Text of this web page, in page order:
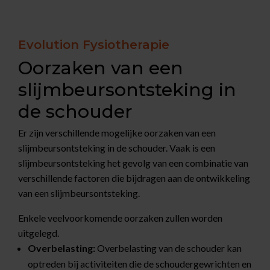
Evolution Fysiotherapie
Oorzaken van een
slijmbeursontsteking in
de schouder
Er zijn verschillende mogelijke oorzaken van een
slijmbeursontsteking in de schouder. Vaak is een
slijmbeursontsteking het gevolg van een combinatie van
verschillende factoren die bijdragen aan de ontwikkeling
van een slijmbeursontsteking.
Enkele veelvoorkomende oorzaken zullen worden
uitgelegd.
Overbelasting: Overbelasting van de schouder kan
optreden bij activiteiten die de schoudergewrichten en